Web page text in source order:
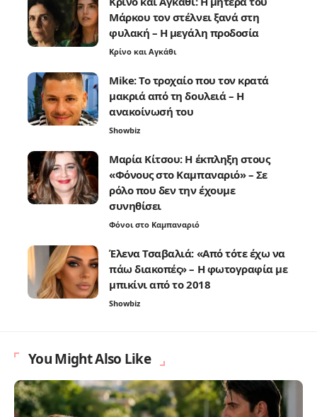
Μάρκου τον στέλνει ξανά στη
φυλακή – Η μεγάλη προδοσία
Κρίνο και Αγκάθι
Mike: Το τροχαίο που τον κρατά
μακριά από τη δουλειά – Η
ανακοίνωσή του
Showbiz
Μαρία Κίτσου: Η έκπληξη στους
«Φόνους στο Καμπαναριό» – Σε
ρόλο που δεν την έχουμε
συνηθίσει
Φόνοι στο Καμπαναριό
Έλενα Τσαβαλιά: «Από τότε έχω να
πάω διακοπές» – Η φωτογραφία με
μπικίνι από το 2018
Showbiz
You Might Also Like